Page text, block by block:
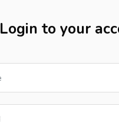
Login to your